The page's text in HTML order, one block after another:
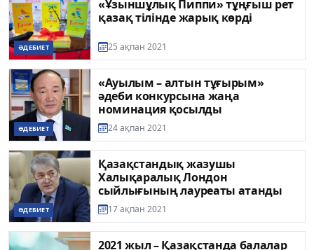
ӘДЕБИЕТ
«Ұзыншұлық Пиппи» тұңғыш рет
қазақ тілінде жарық көрді
25 ақпан 2021
ӘДЕБИЕТ
«Ауылым – алтын тұғырым»
әдеби конкурсына жаңа
номинация қосылды
24 ақпан 2021
ӘДЕБИЕТ
Қазақстандық жазушы
Халықаралық Лондон
сыйлығының лауреаты атанды
17 ақпан 2021
2021 жыл – Қазақстанда балалар